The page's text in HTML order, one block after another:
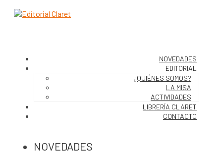
NOVEDADES
EDITORIAL
¿QUIÉNES SOMOS?
LA MISA
ACTIVIDADES
LIBRERÍA CLARET
CONTACTO
NOVEDADES